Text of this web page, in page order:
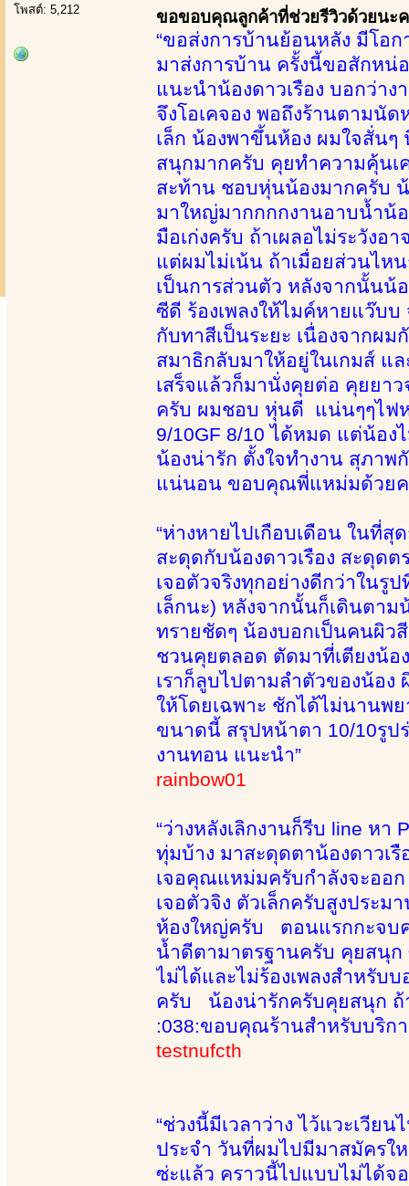
โพสต์: 5,212
ขอขอบคุณลูกค้าที่ช่วยรีวิวด้วยนะ
“ขอส่งการบ้านย้อนหลัง มีโอ
มาส่งการบ้าน ครั้งนี้ขอสักหน่
แนะนำน้องดาวเรือง บอกว่า
จึงโอเคจอง พอถึงร้านตามนั
เล็ก น้องพาขึ้นห้อง ผมใจสั่นๆ
สนุกมากครับ คุยทำความคุ้น
สะท้าน ชอบหุ่นน้องมากครับ
มาใหญ่มากกกกงานอาบน้ำน้
มือเก่งครับ ถ้าเผลอไม่ระวัง
แต่ผมไม่เน้น ถ้าเมื่อยส่วนไห
เป็นการส่วนตัว หลังจากนั้นน้
ซีดี ร้องเพลงให้ไมค์หายแว๊บ
กับทาสีเป็นระยะ เนื่องจากผ
สมาธิกลับมาให้อยู่ในเกมส์ แ
เสร็จแล้วก็มานั่งคุยต่อ คุยยา
ครับ ผมชอบ หุ่นดี แน่นๆๆไฟ
9/10GF 8/10 ได้หมด แต่น้อง
น้องน่ารัก ตั้งใจทำงาน สุภา
แน่นอน ขอบคุณพี่แหม่มด้วยค
“ห่างหายไปเกือบเดือน ในที่
สะดุดกับน้องดาวเรือง สะดุด
เจอตัวจริงทุกอย่างดีกว่าในรู
เล็กนะ) หลังจากนั้นก็เดินตา
ทรายชัดๆ น้องบอกเป็นคนผิว
ชวนคุยตลอด ตัดมาที่เตียงน้อ
เราก็ลูบไปตามลำตัวของน้อง
ให้โดยเฉพาะ ชักได้ไม่นานพ
ขนาดนี้ สรุปหน้าตา 10/10รูป
งานทอน แนะนำ”
rainbow01
“ว่างหลังเลิกงานก็รีบ line ห
ทุ่มบ้าง มาสะดุดตาน้องดาวเ
เจอคุณแหม่มครับกำลังจะออ
เจอตัวจิง ตัวเล็กครับสูงประ
ห้องใหญ่ครับ ตอนแรกกะจบ
น้ำดีตามาตรฐานครับ คุยสนุก
ไม่ได้และไม่ร้องเพลงสำหรับ
ครับ น้องน่ารักครับคุยสนุก ถ้
:038:ขอบคุณร้านสำหรับบริก
testnufcth
“ช่วงนี้มีเวลาว่าง ไว้แวะเวี
ประจำ วันที่ผมไปมีมาสมัครใ
ซ่ะแล้ว คราวนี้ไปแบบไม่ได้จ